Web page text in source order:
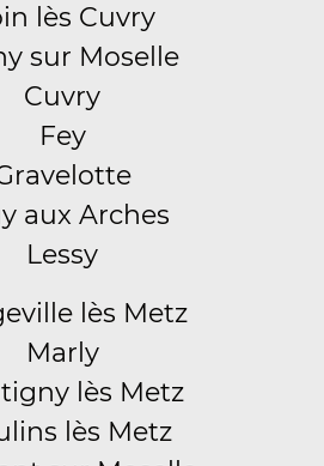
lès Cuvry
sur Moselle
Cuvry
Fey
aux Arches
Lessy
lès Metz
Marly
lès Metz
lès Metz